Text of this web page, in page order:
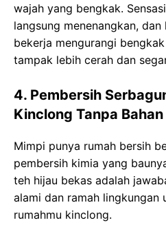
wajah yang bengkak.
langsung menenangkan,
bekerja mengurangi
tampak lebih cerah dan
4. Pembersih
Kinclong Tanpa
Mimpi punya rumah bersih
pembersih kimia yang
teh hijau bekas adalah
alami dan ramah lingkungan
rumahmu kinclong.